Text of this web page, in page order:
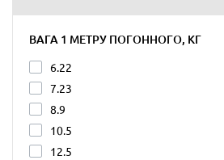
ВАГА 1 МЕТРУ ПОГОННОГО, КГ
6.22
7.23
8.9
10.5
12.5